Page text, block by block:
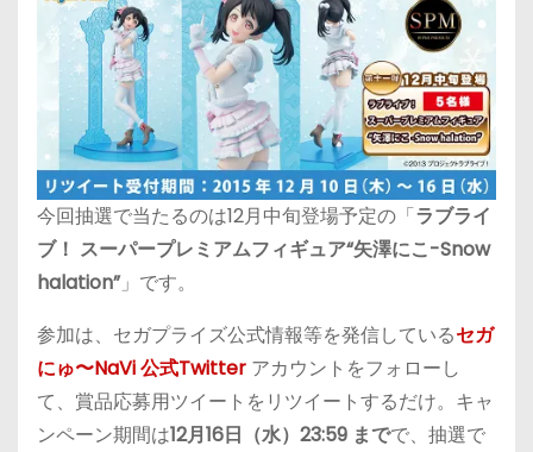
今回抽選で当たるのは12月中旬登場予定の「ラブライ
ブ！ スーパープレミアムフィギュア“矢澤にこ-Snow
halation”」です。
参加は、セガプライズ公式情報等を発信しているセガ
にゅ〜NaVi 公式Twitter アカウントをフォローし
て、賞品応募用ツイートをリツイートするだけ。キャ
ンペーン期間は12月16日（水）23:59 までで、抽選で